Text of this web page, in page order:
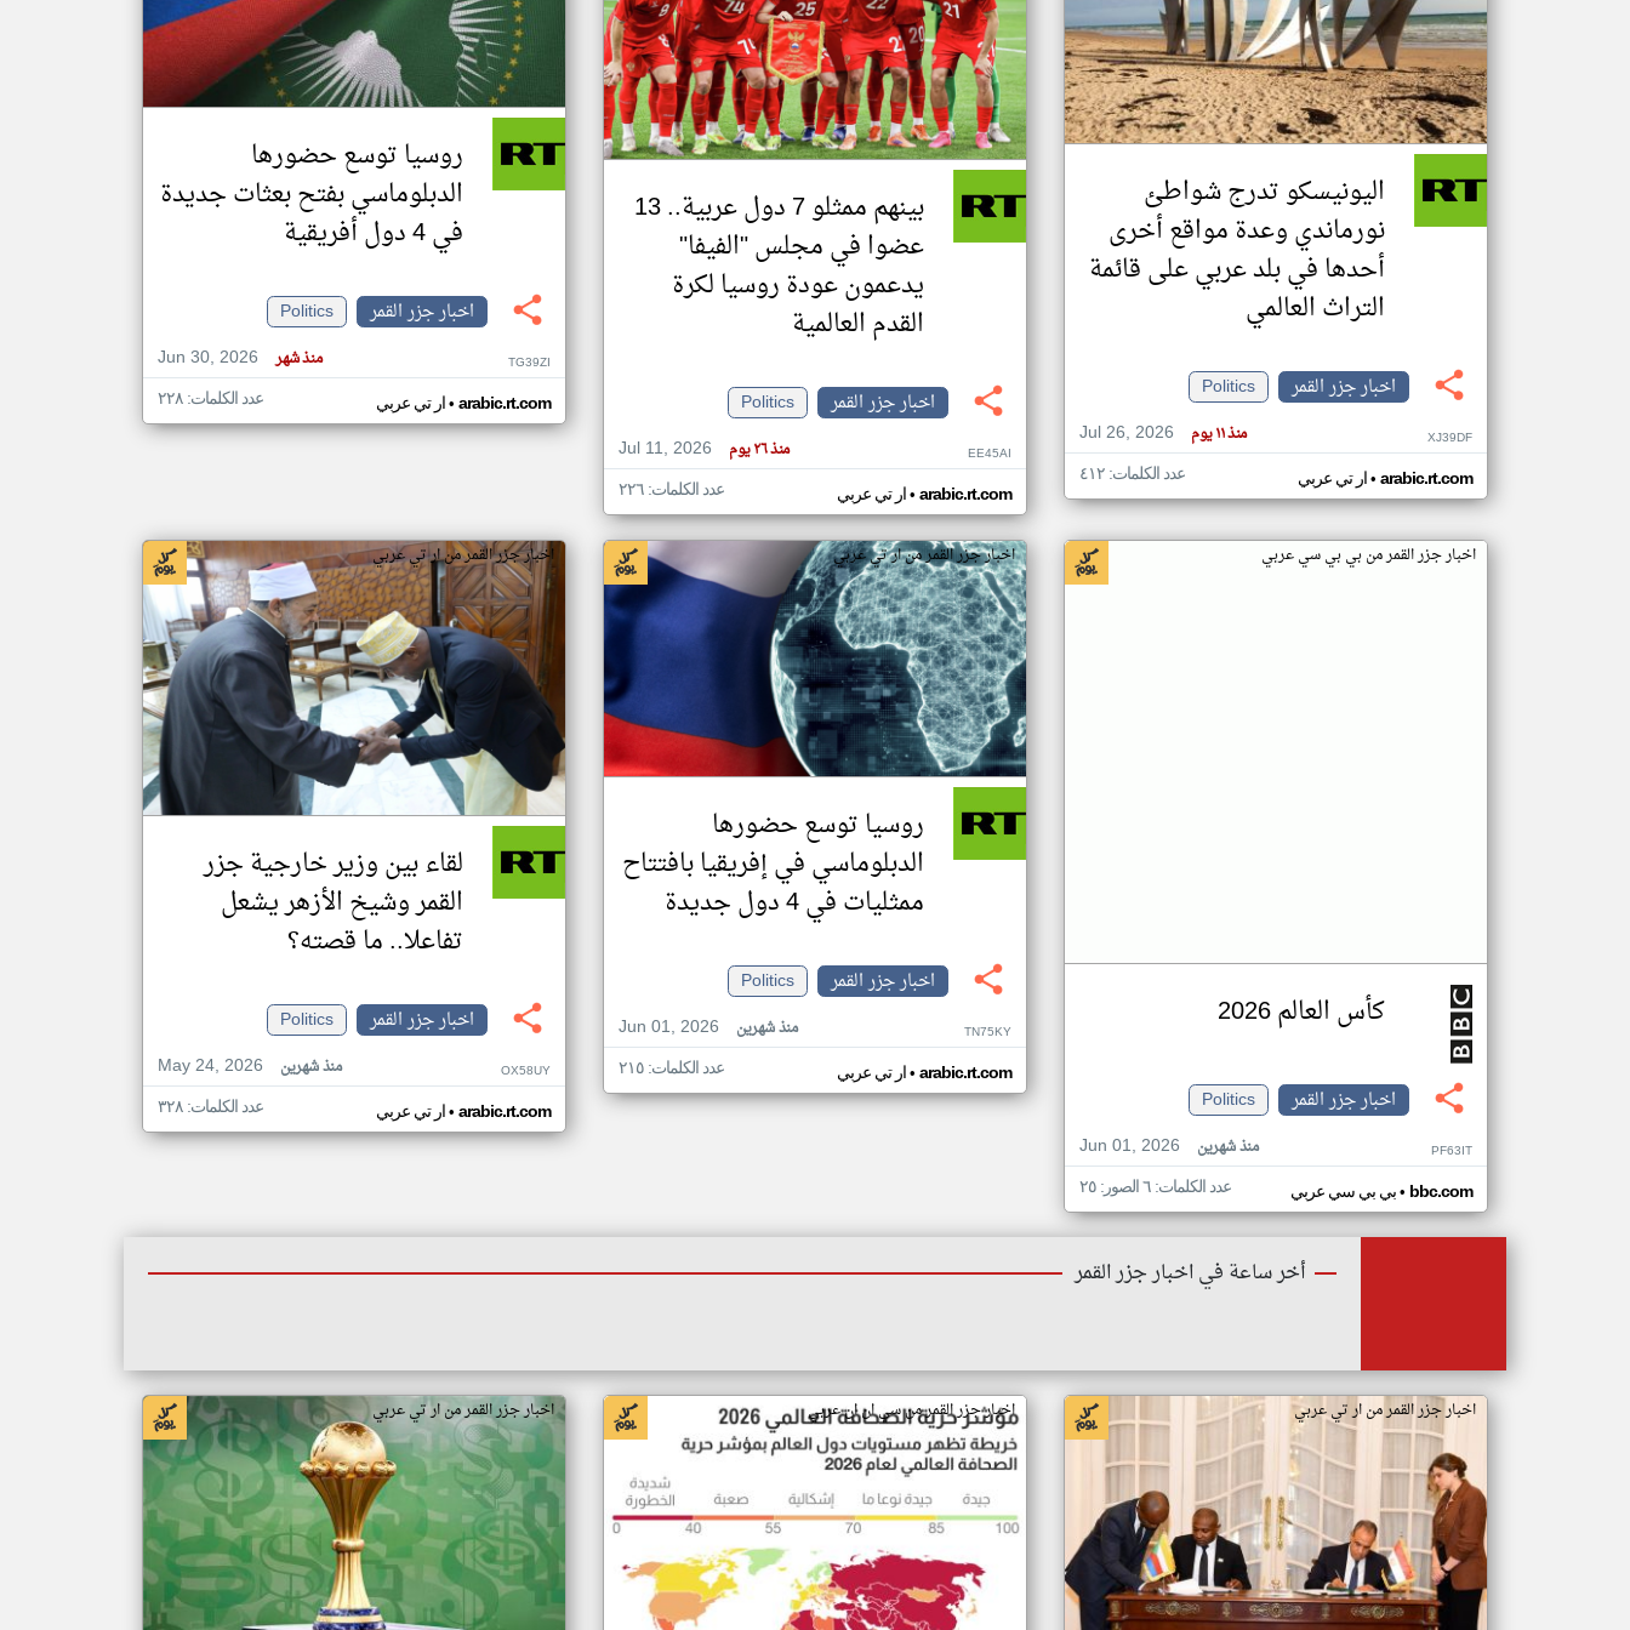
تغيير الدولة
اخبار جزر القمر على مدار الساعة
أهم اخبار جزر القمر العاجلة والمباشرة
اليونيسكو تدرج شواطئ
نورماندي وعدة مواقع أخرى
أحدها في بلد عربي على قائمة
التراث العالمي
اخبار جزر القمر
Politics
Jul 26, 2026
منذ ١١ يوم XJ39DF
ار تي عربي• arabic.rt.com عدد الكلمات: ٤١٢
بينهم ممثلو 7 دول عربية.. 13
عضوا في مجلس "الفيفا"
يدعمون عودة روسيا لكرة
القدم العالمية
اخبار جزر القمر
Politics
Jul 11, 2026
منذ ٢٦ يوم EE45AI
ار تي عربي• arabic.rt.com عدد الكلمات: ٢٢٦
روسيا توسع حضورها
الدبلوماسي بفتح بعثات جديدة
في 4 دول أفريقية
اخبار جزر القمر
Politics
Jun 30, 2026
منذ شهر TG39ZI
ار تي عربي• arabic.rt.com عدد الكلمات: ٢٢٨
اخبار جزر القمر من بي بي سي عربي
كأس العالم 2026
اخبار جزر القمر
Politics
Jun 01, 2026
منذ شهرين PF63IT
بي بي سي عربي• bbc.com عدد الكلمات: ٦ الصور: ٢٥
اخبار جزر القمر من ار تي عربي
روسيا توسع حضورها
الدبلوماسي في إفريقيا بافتتاح
ممثليات في 4 دول جديدة
اخبار جزر القمر
Politics
Jun 01, 2026
منذ شهرين TN75KY
ار تي عربي• arabic.rt.com عدد الكلمات: ٢١٥
اخبار جزر القمر من ار تي عربي
لقاء بين وزير خارجية جزر
القمر وشيخ الأزهر يشعل
تفاعلا.. ما قصته؟
اخبار جزر القمر
Politics
May 24, 2026
منذ شهرين OX58UY
ار تي عربي• arabic.rt.com عدد الكلمات: ٣٢٨
أخر ساعة في اخبار جزر القمر
اخبار جزر القمر من ار تي عربي اخبار جزر القمر من سي ان ان عربي اخبار جزر القمر من ار تي عربي
klyoum.com